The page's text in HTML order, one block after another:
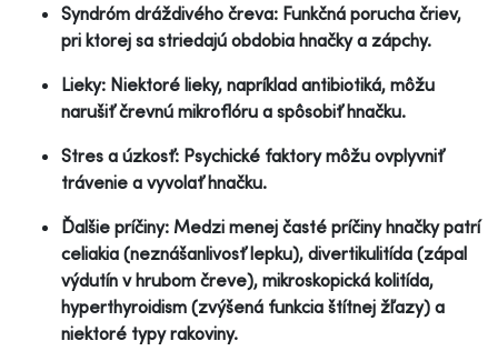
Syndróm dráždivého čreva: Funkčná porucha čriev,
pri ktorej sa striedajú obdobia hnačky a zápchy.
Lieky: Niektoré lieky, napríklad antibiotiká, môžu
narušiť črevnú mikroflóru a spôsobiť hnačku.
Stres a úzkosť: Psychické faktory môžu ovplyvniť
trávenie a vyvolať hnačku.
Ďalšie príčiny: Medzi menej časté príčiny hnačky patrí
celiakia (neznášanlivosť lepku), divertikulitída (zápal
výdutín v hrubom čreve), mikroskopická kolitída,
hyperthyroidism (zvýšená funkcia štítnej žľazy) a
niektoré typy rakoviny.